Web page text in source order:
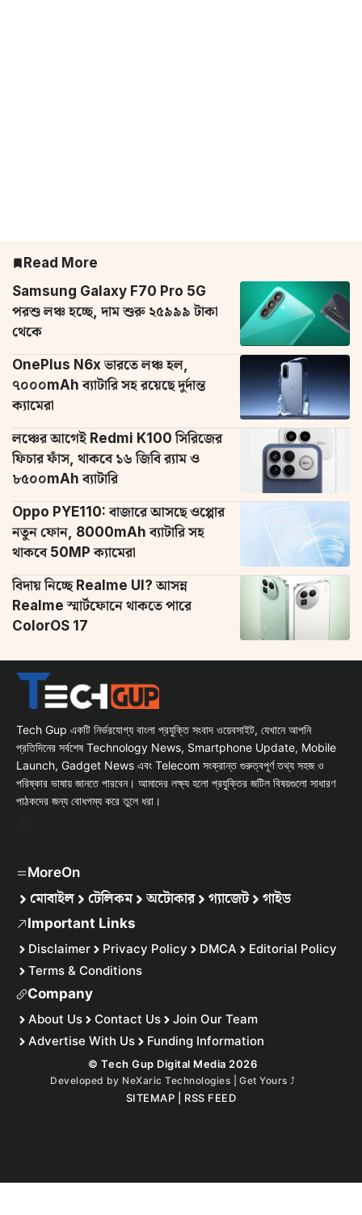
Read More
Samsung Galaxy F70 Pro 5G
পরশু লঞ্চ হচ্ছে, দাম শুরু ২৫৯৯৯ টাকা
থেকে
OnePlus N6x ভারতে লঞ্চ হল,
৭০০০mAh ব্যাটারি সহ রয়েছে দুর্দান্ত
ক্যামেরা
লঞ্চের আগেই Redmi K100 সিরিজের
ফিচার ফাঁস, থাকবে ১৬ জিবি র‌্যাম ও
৮৫০০mAh ব্যাটারি
Oppo PYE110: বাজারে আসছে ওপ্পোর
নতুন ফোন, 8000mAh ব্যাটারি সহ
থাকবে 50MP ক্যামেরা
বিদায় নিচ্ছে Realme UI? আসন্ন
Realme স্মার্টফোনে থাকতে পারে
ColorOS 17
Tech Gup একটি নির্ভরযোগ্য বাংলা প্রযুক্তি সংবাদ ওয়েবসাইট, যেখানে আপনি
প্রতিদিনের সর্বশেষ Technology News, Smartphone Update, Mobile
Launch, Gadget News এবং Telecom সংক্রান্ত গুরুত্বপূর্ণ তথ্য সহজ ও
পরিষ্কার ভাষায় জানতে পারবেন। আমাদের লক্ষ্য হলো প্রযুক্তির জটিল বিষয়গুলো সাধারণ
পাঠকদের জন্য বোধগম্য করে তুলে ধরা।
MoreOn
মোবাইল টেলিকম অটোকার গ্যাজেট গাইড
Important Links
Disclaimer Privacy Policy DMCA
Editorial Policy
Terms & Conditions
Company
About Us Contact Us
Join Our Team
Advertise With Us
Funding Information
© Tech Gup Digital Media 2026
Developed by NeXaric Technologies | Get Yours⤴︎
SITEMAP RSS FEED